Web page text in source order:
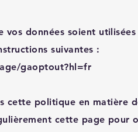
vos données soient
suivantes :
gaoptout?hl=fr
cette politique en matière
cette page pour